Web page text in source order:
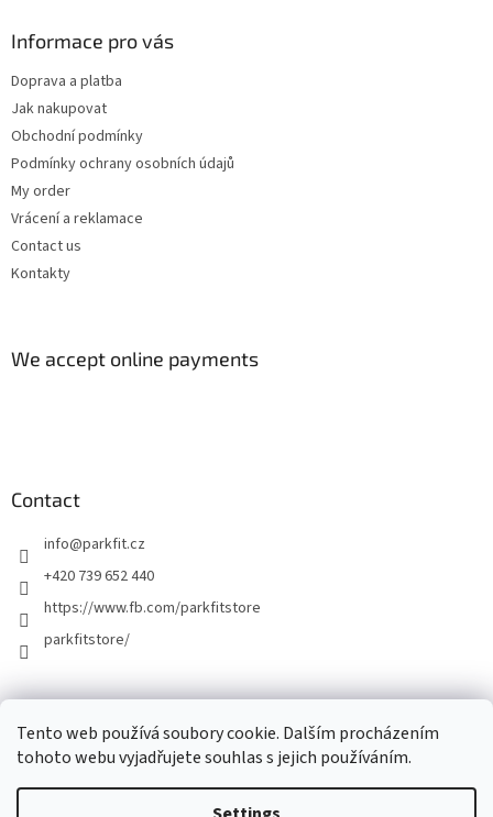
Tento web používá soubory cookie. Dalším procházením
tohoto webu vyjadřujete souhlas s jejich používáním.
Informace pro vás
Doprava a platba
Jak nakupovat
Obchodní podmínky
Podmínky ochrany osobních údajů
My order
Vrácení a reklamace
Contact us
Kontakty
We accept online payments
Contact
info@parkfit.cz
+420 739 652 440
https://www.fb.com/parkfitstore
parkfitstore/